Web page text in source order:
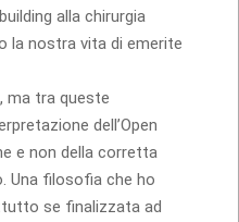
alla chirurgia
la nostra vita di emerite
ma tra queste
dell’Open
e non della corretta
Una filosofia che ho
se finalizzata ad